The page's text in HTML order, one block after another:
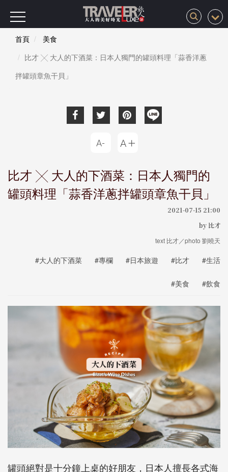
首頁
美食
比才 ╳ 大人的下酒菜：日本人獨門的罐頭料理「蒜香洋蔥
拌罐頭章魚干貝」
比才 ╳ 大人的下酒菜：日本人獨門的
罐頭料理「蒜香洋蔥拌罐頭章魚干貝」
2021-07-15 21:00
by 比才
text 比才／photo 劉曉天
#大人的下酒菜 #專欄 #日本旅遊 #比才 #生活
#美食 #飲食
罐頭絕對是十分鐘上桌的好朋友，日本人擅長各式海